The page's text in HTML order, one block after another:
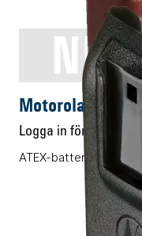
Motorola
Logga in för pris
ATEX-batteri, Li-ION,